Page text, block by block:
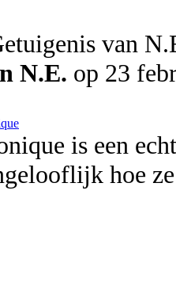
N.E. op 23
is een
hoe